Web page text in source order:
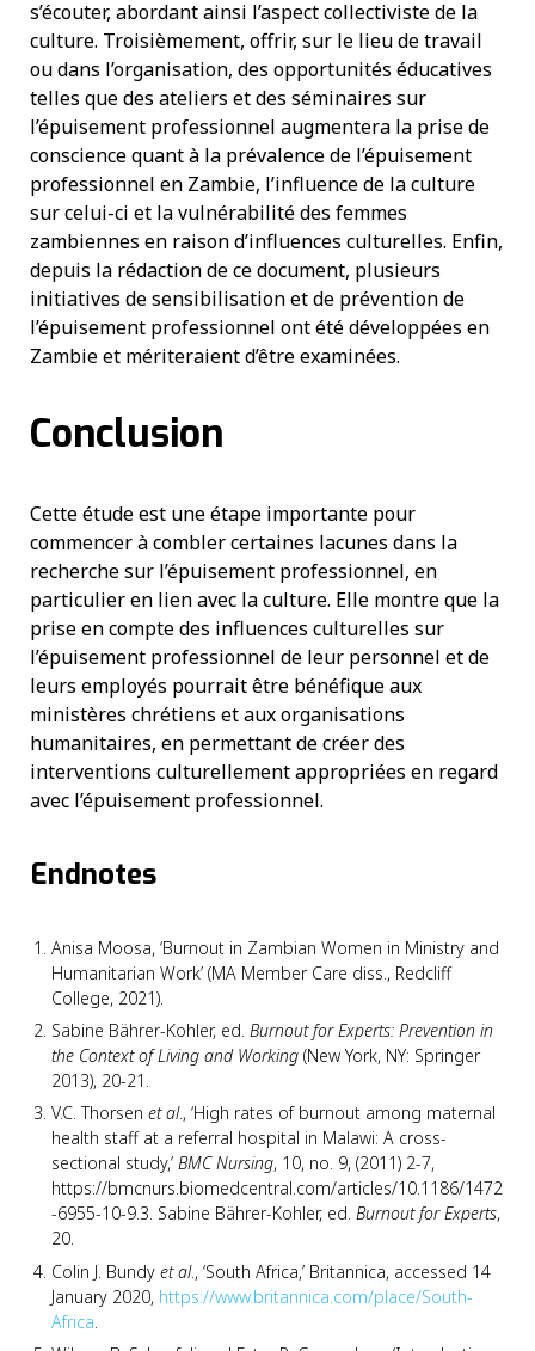
s’écouter, abordant ainsi l’aspect collectiviste de la
culture. Troisièmement, offrir, sur le lieu de travail
ou dans l’organisation, des opportunités éducatives
telles que des ateliers et des séminaires sur
l’épuisement professionnel augmentera la prise de
conscience quant à la prévalence de l’épuisement
professionnel en Zambie, l’influence de la culture
sur celui-ci et la vulnérabilité des femmes
zambiennes en raison d’influences culturelles. Enfin,
depuis la rédaction de ce document, plusieurs
initiatives de sensibilisation et de prévention de
l’épuisement professionnel ont été développées en
Zambie et mériteraient d’être examinées.
Conclusion
Cette étude est une étape importante pour
commencer à combler certaines lacunes dans la
recherche sur l’épuisement professionnel, en
particulier en lien avec la culture. Elle montre que la
prise en compte des influences culturelles sur
l’épuisement professionnel de leur personnel et de
leurs employés pourrait être bénéfique aux
ministères chrétiens et aux organisations
humanitaires, en permettant de créer des
interventions culturellement appropriées en regard
avec l’épuisement professionnel.
Endnotes
Anisa Moosa, ‘Burnout in Zambian Women in Ministry and
Humanitarian Work’ (MA Member Care diss., Redcliff
College, 2021).
Sabine Bährer-Kohler, ed. Burnout for Experts: Prevention in
the Context of Living and Working (New York, NY: Springer
2013), 20-21.
V.C. Thorsen et al., ‘High rates of burnout among maternal
health staff at a referral hospital in Malawi: A cross-
sectional study,’ BMC Nursing, 10, no. 9, (2011) 2-7,
https://bmcnurs.biomedcentral.com/articles/10.1186/1472
-6955-10-9.3. Sabine Bährer-Kohler, ed. Burnout for Experts,
20.
Colin J. Bundy et al., ‘South Africa,’ Britannica, accessed 14
January 2020, https://www.britannica.com/place/South-
Africa